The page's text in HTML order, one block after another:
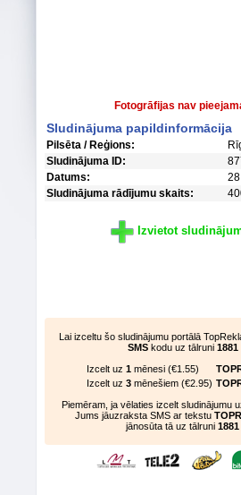
Fotogrāfijas nav
Sludinājuma papildinformācija
Pilsēta / Reģions:
Sludinājuma ID:
Datums:
Sludinājuma rādījumu skaits:
Izvietot
Lai izceltu šo sludinājumu portālā
SMS kodu uz tālruni 1881
Izcelt uz 1 mēnesi (€1.55)
Izcelt uz 3 mēnešiem (€2.95)
Piemēram, ja vēlaties izcelt sludinājumu
Jums jāuzraksta SMS ar tekstu
jānosūta tā uz tālruni1881